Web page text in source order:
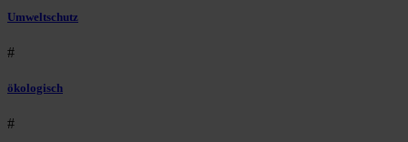
Umweltschutz
#
ökologisch
#